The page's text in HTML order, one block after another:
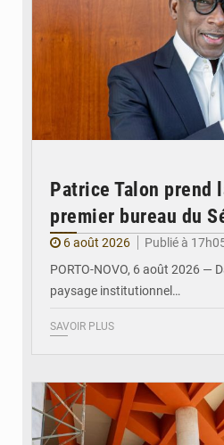
Patrice Talon prend
premier bureau du
6 août 2026
Publié à
PORTO-NOVO, 6 août 2026 —
paysage institutionnel…
SAVOIR PLUS